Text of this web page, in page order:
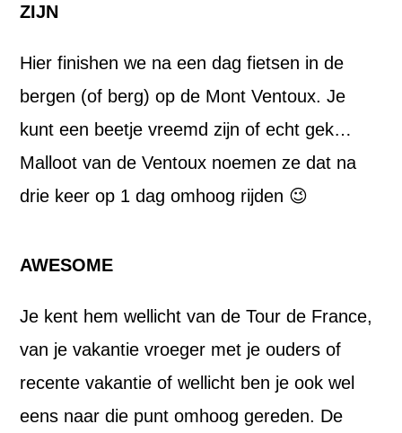
ZIJN
Hier finishenwe na een dag fietsen in de
bergen (of berg) op de Mont Ventoux. Je
kunt een beetje vreemd zijn of echt gek…
Malloot van de Ventoux noemen ze dat na
drie keer op 1 dag omhoog rijden 😉
AWESOME
Je kent hem wellicht van de Tour de France,
van je vakantie vroeger met je ouders of
recente vakantie of wellicht ben je ook wel
eens naar die punt omhoog gereden. De